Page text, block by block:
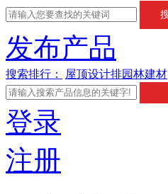
发布产品
搜索排行： 屋顶设计排园林建材
登录
注册